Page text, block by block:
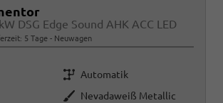
DSG Edge Sound AHK ACC LED
5 Tage Neuwagen
Getriebe Automatik
Außenfarbe Nevadaweiß Metallic